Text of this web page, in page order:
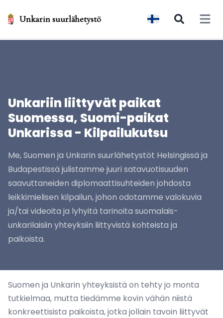
Unkarin suurlähetystö Open
Unkariin liittyvät paikat
Suomessa, Suomi-paikat
Unkarissa - Kilpailukutsu
Me, Suomen ja Unkarin suurlähetystöt Helsingissä ja
Budapestissä julistamme juuri satavuotisuuden
saavuttaneiden diplomaattisuhteiden johdosta
leikkimielisen kilpailun, johon odotamme valokuvia
ja/tai videoita ja lyhyitä tarinoita suomalais-
unkarilaisiin yhteyksiin liittyvistä kohteista ja
paikoista.
Suomen ja Unkarin yhteyksistä on tehty jo monta
tutkielmaa, mutta tiedämme kovin vähän niistä
konkreettisista paikoista, jotka jollain tavoin liittyvät